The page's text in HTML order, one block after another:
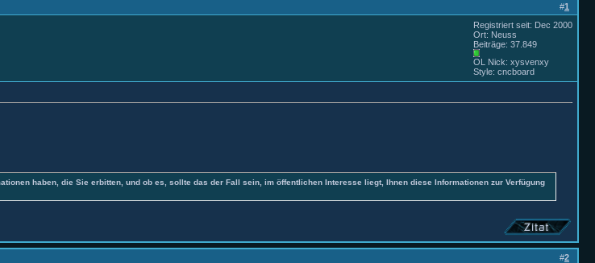
#1
Registriert seit: Dec 2000
Ort: Neuss
Beiträge: 37.849
OL Nick: xysvenxy
Style: cncboard
haben, die Sie erbitten, und ob es, sollte das der Fall sein, im öffentlichen Interesse liegt, Ihnen diese Informationen zur Verfügung
#2